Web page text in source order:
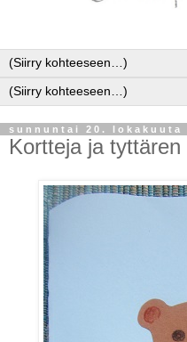
sunnuntai 20. lokakuuta
Kortteja ja